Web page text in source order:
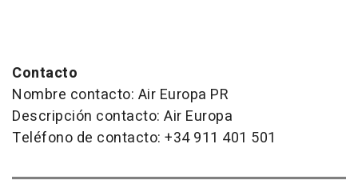
Contacto
Nombre contacto: Air Europa PR
Descripción contacto: Air Europa
Teléfono de contacto: +34 911 401 501